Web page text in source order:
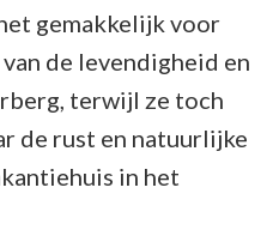
gemakkelijk voor
de levendigheid en
terwijl ze toch
de rust en natuurlijke
in het